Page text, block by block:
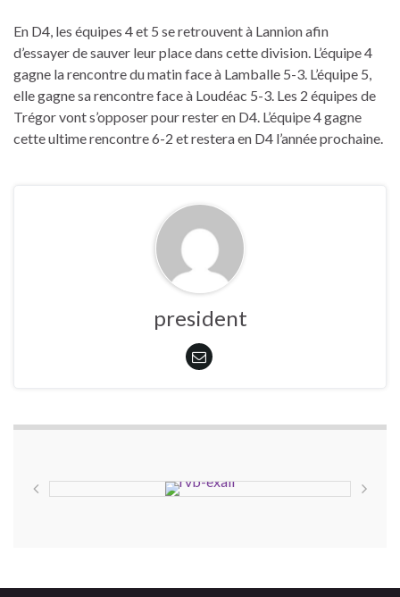
En D4, les équipes 4 et 5 se retrouvent à Lannion afin
d’essayer de sauver leur place dans cette division. L’équipe 4
gagne la rencontre du matin face à Lamballe 5-3. L’équipe 5,
elle gagne sa rencontre face à Loudéac 5-3. Les 2 équipes de
Trégor vont s’opposer pour rester en D4. L’équipe 4 gagne
cette ultime rencontre 6-2 et restera en D4 l’année prochaine.
president